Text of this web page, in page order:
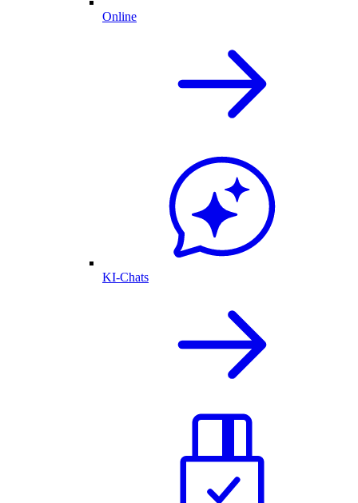
Online
KI-Chats